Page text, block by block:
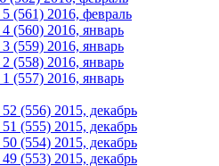
(561) 2016, февраль
(560) 2016, январь
(559) 2016, январь
(558) 2016, январь
(557) 2016, январь
(556) 2015, декабрь
(555) 2015, декабрь
(554) 2015, декабрь
(553) 2015, декабрь